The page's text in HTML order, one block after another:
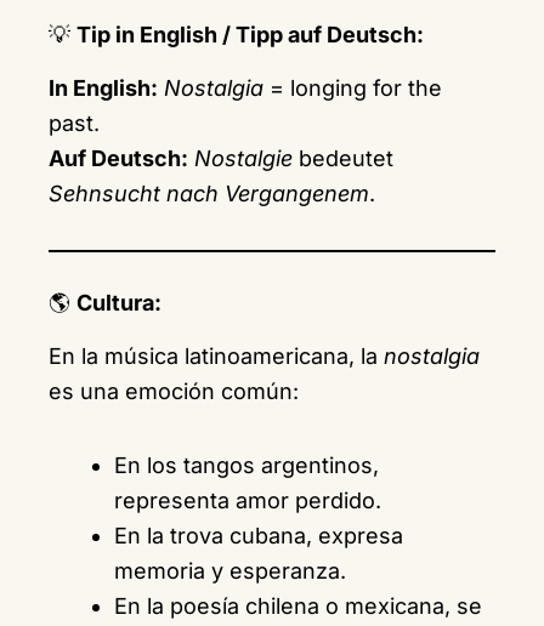
💡 Tip in English / Tipp auf Deutsch:
In English: Nostalgia = longing for the
past.
Auf Deutsch: Nostalgie bedeutet
Sehnsucht nach Vergangenem.
🌎 Cultura:
En la música latinoamericana, la nostalgia
es una emoción común:
En los tangos argentinos,
representa amor perdido.
En la trova cubana, expresa
memoria y esperanza.
En la poesía chilena o mexicana, se